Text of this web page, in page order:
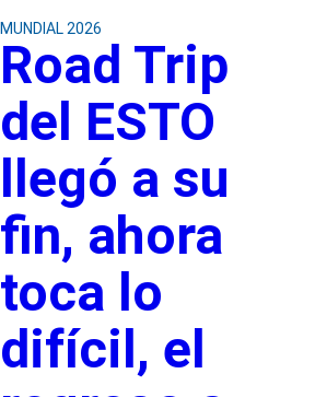
MUNDIAL 2026
Road Trip
del ESTO
llegó a su
fin, ahora
toca lo
difícil, el